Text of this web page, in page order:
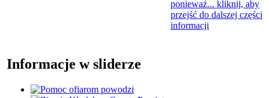
ponieważ... kliknij, aby
przejść do dalszej części
informacji
Informacje w sliderze